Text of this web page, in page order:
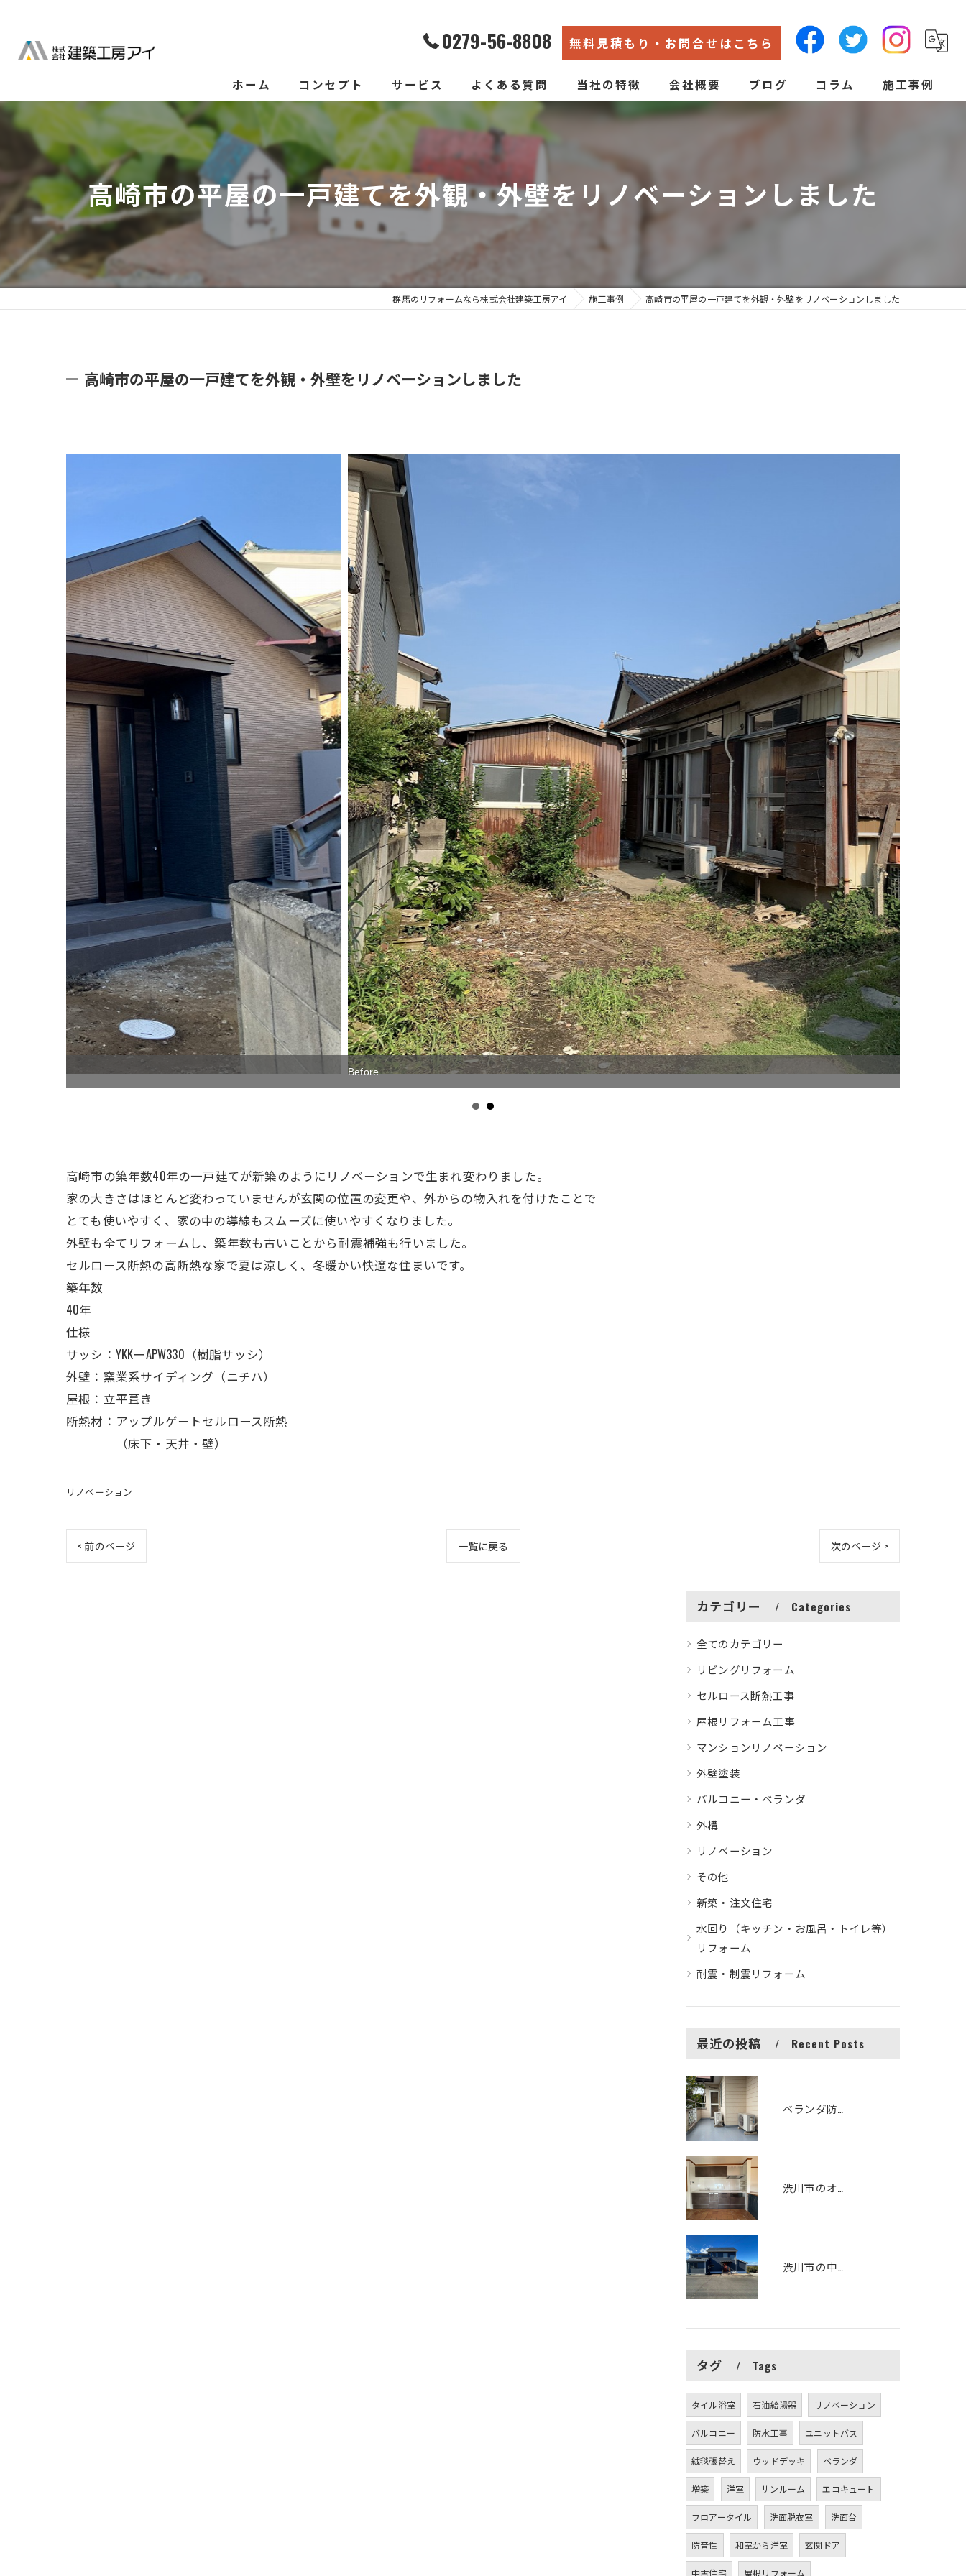
0279-56-8808 無料見積もり・お問合せはこちら
ホーム コンセプト サービス
エコ断熱リフォーム
新築そっくりリフォーム
よくある質問 当社の特徴
リノベーション
水回り
会社概要 ブログ コラム 施工事例
高崎市の平屋の一戸建てを外観・外壁をリノベーションしました
群馬のリフォームなら株式会社建築工房アイ 施工事例 高崎市の平屋の一戸建てを外観・外壁をリノベーションしました
高崎市の平屋の一戸建てを外観・外壁をリノベーションしました
Before
高崎市の築年数40年の一戸建てが新築のようにリノベーションで生まれ変わりました。
家の大きさはほとんど変わっていませんが玄関の位置の変更や、外からの物入れを付けたことで
とても使いやすく、家の中の導線もスムーズに使いやすくなりました。
外壁も全てリフォームし、築年数も古いことから耐震補強も行いました。
セルロース断熱の高断熱な家で夏は涼しく、冬暖かい快適な住まいです。
築年数
40年
仕様
サッシ：YKKーAPW330（樹脂サッシ）
外壁：窯業系サイディング（ニチハ）
屋根：立平葺き
断熱材：アップルゲートセルロース断熱
（床下・天井・壁）
リノベーション
< 前のページ 一覧に戻る 次のページ >
カテゴリー Categories
全てのカテゴリー
リビングリフォーム
セルロース断熱工事
屋根リフォーム工事
マンションリノベーション
外壁塗装
バルコニー・ベランダ
外構
リノベーション
その他
新築・注文住宅
水回り（キッチン・お風呂・トイレ等）
リフォーム
耐震・制震リフォーム
最近の投稿 Recent Posts
ベランダ防水改修工事 シート防水からFRP防水へリフォームしました
渋川市のオシャレで機能性の高いキッチンリフォーム
渋川市の中古住宅をリフォームしました
タグ Tags
タイル浴室 石油給湯器 リノベーション
バルコニー 防水工事 ユニットバス
絨毯張替え ウッドデッキ ベランダ
増築 洋室 サンルーム エコキュート
フロアータイル 洗面脱衣室 洗面台
防音性 和室から洋室 玄関ドア
中古住宅 屋根リフォーム